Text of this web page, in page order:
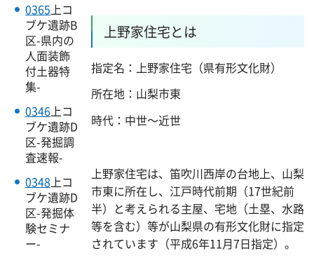
0365上コ
ブケ遺跡B
区-県内の
人面装飾
付土器特
集-
0346上コ
ブケ遺跡D
区-発掘調
査速報-
0348上コ
ブケ遺跡D
区-発掘体
験セミナ
ー-
上野家住宅とは
指定名：上野家住宅（県有形文化財）
所在地：山梨市東
時代：中世～近世
上野家住宅は、笛吹川西岸の台地上、山梨
市東に所在し、江戸時代前期（17世紀前
半）と考えられる主屋、宅地（土塁、水路
等を含む）等が山梨県の有形文化財に指定
されています（平成6年11月7日指定）。